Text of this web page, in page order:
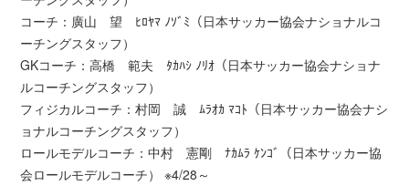
コーチ：廣山 望 ﾋﾛﾔﾏ ﾉｿﾞﾐ（日本サッカー協会ナショナルコ
ーチングスタッフ）
GKコーチ：高橋 範夫 ﾀｶﾊｼ ﾉﾘｵ（日本サッカー協会ナショナ
ルコーチングスタッフ）
フィジカルコーチ：村岡 誠 ﾑﾗｵｶ ﾏｺﾄ（日本サッカー協会ナシ
ョナルコーチングスタッフ）
ロールモデルコーチ：中村 憲剛 ﾅｶﾑﾗ ｹﾝｺﾞ（日本サッカー協
会ロールモデルコーチ） ※4/28～